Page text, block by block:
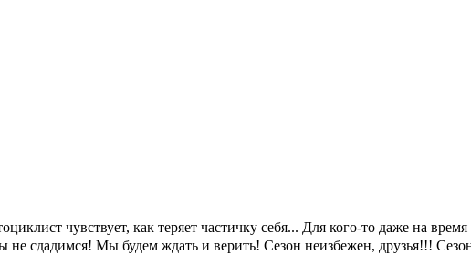
чувствует, как теряет частичку себя... Для кого-то даже на
сдадимся! Мы будем ждать и верить! Сезон неизбежен, друзья!!!